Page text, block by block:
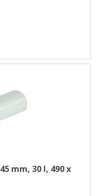
mm, 30 l, 490 x